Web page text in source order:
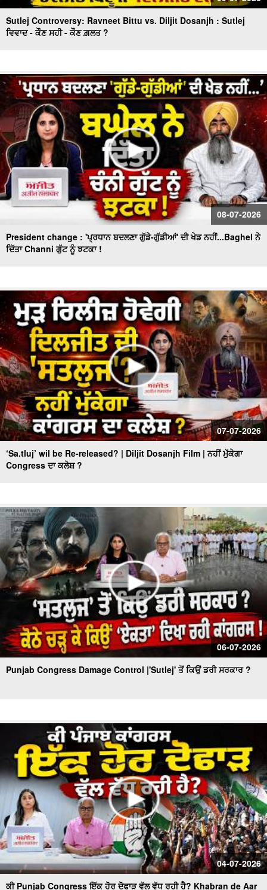
Sutlej Controversy: Ravneet Bittu vs. Diljit Dosanjh : Sutlej
ਵਿਵਾਦ - ਕੌਣ ਸਹੀ - ਕੌਣ ਗ਼ਲਤ ?
08-07-2026
President change : 'ਪ੍ਰਧਾਨ ਬਦਲਣਾ ਗੁੱਡੇ-ਗੁੱਡੀਆਂ' ਦੀ ਖੇਡ ਨਹੀਂ...Baghel ਨੇ
ਦਿੱਤਾ Channi ਗੁੱਟ ਨੂੰ ਝਟਕਾ !
07-07-2026
‘Sa.tluj’ wil be Re-released? | Diljit Dosanjh Film | ਨਹੀਂ ਮੁੱਕੇਗਾ
Congress ਦਾ ਕਲੇਸ਼ ?
06-07-2026
Punjab Congress Damage Control |'Sutlej' ਤੋਂ ਕਿਉਂ ਡਰੀ ਸਰਕਾਰ ?
04-07-2026
ਕੀ Punjab Congress ਇੱਕ ਹੋਰ ਦੋਫਾੜ ਵੱਲ ਵੱਧ ਰਹੀ ਹੈ? Khabran de Aar